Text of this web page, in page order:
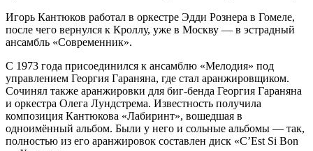
Игорь Кантюков работал в оркестре Эдди Рознера в Гомеле,
после чего вернулся к Кроллу, уже в Москву — в эстрадный
ансамбль «Современник».
С 1973 года присоединился к ансамблю «Мелодия» под
управлением Георгия Гараняна, где стал аранжировщиком.
Сочинял также аранжировки для биг-бенда Георгия Гараняна
и оркестра Олега Лундстрема. Известность получила
композиция Кантюкова «Лабиринт», вошедшая в
одноимённый альбом. Были у него и сольные альбомы — так,
полностью из его аранжировок составлен диск «C’Est Si Bon